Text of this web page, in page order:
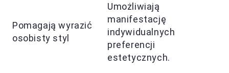
Pomagają wyrazić
osobisty styl
Umożliwiają
manifestację
indywidualnych
preferencji
estetycznych.